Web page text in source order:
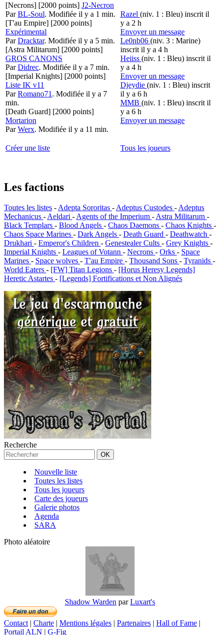
[Necrons] [2000 points] J2-Necron
ParBL-Soul. Modifiée il y a 1 min.
[T'au Empire] [2000 points]
Expérimental
ParDracktar. Modifiée il y a 5 min.
[Astra Militarum] [2000 points]
GROS CANONS
ParDidrec. Modifiée il y a 7 min.
[Imperial Knights] [2000 points]
Liste IK v11
ParRomano71 . Modifiée il y a 7
min.
[Death Guard] [2000 points]
Mortarion
ParWerx. Modifiée il y a 11 min.
Razel (niv. 1 : Bleu) inscrit il
y a 2 h
Envoyer un message
Le0nb06 (niv. 3 : Marine)
inscrit il y a 4 h
Heiiss (niv. 1 : Bleu) inscrit il
y a 4 h
Envoyer un message
Djeydie (niv. 1 : Bleu) inscrit
il y a 6 h
MMB (niv. 1 : Bleu) inscrit il
y a 6 h
Envoyer un message
Créer une liste Tous les joueurs
Les factions
Toutes les listes -Adepta Sororitas -Adeptus Custodes -Adeptus
Mechanicus -Aeldari -Agents of the Imperium -Astra Militarum -
Black Templars - Blood Angels - Chaos Daemons - Chaos Knights -
Chaos Space Marines - Dark Angels - Death Guard - Deathwatch -
Drukhari - Emperor's Children - Genestealer Cults - Grey Knights -
Imperial Knights - Leagues of Votann - Necrons - Orks - Space
Marines - Space wolves - T'au Empire - Thousand Sons - Tyranids -
World Eaters - [FW] Titan Legions - [Horus Heresy Legends]
Heretic Astartes - [Legends] Fortifications et Non Alignés
Recherche
Nouvelle liste
Toutes les listes
Tous les joueurs
Carte des joueurs
Galerie photos
Agenda
SARA
Photo aléatoire
Shadow Warden parLuxart's
Contact| Charte | Mentions légales | Partenaires | Hall of Fame |
Portail ALN | G-Fig